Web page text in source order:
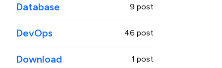
Database 9 post
DevOps 46 post
Download 1 post